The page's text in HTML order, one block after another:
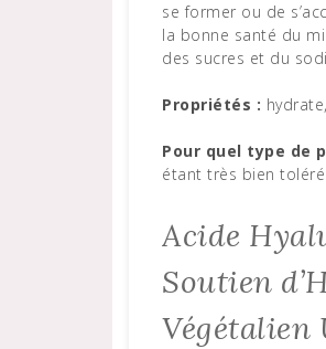
se former ou de
la bonne santé du
des sucres et du
Propriétés :
Pour quel type de
étant très bien
Acide
Soutien